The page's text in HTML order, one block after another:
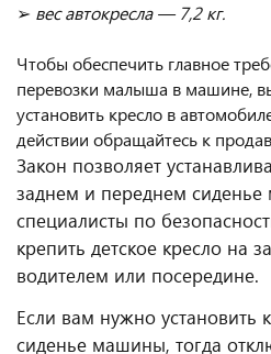
➢ вес автокресла — 7,2 кг.
Чтобы обеспечить главное
перевозки малыша в машине,
установить кресло в
действии обращайтесь к
Закон позволяет
заднем и переднем
специалисты по
крепить детское кресло на
водителем или посередине.
Если вам нужно установить
сиденье машины, тогда